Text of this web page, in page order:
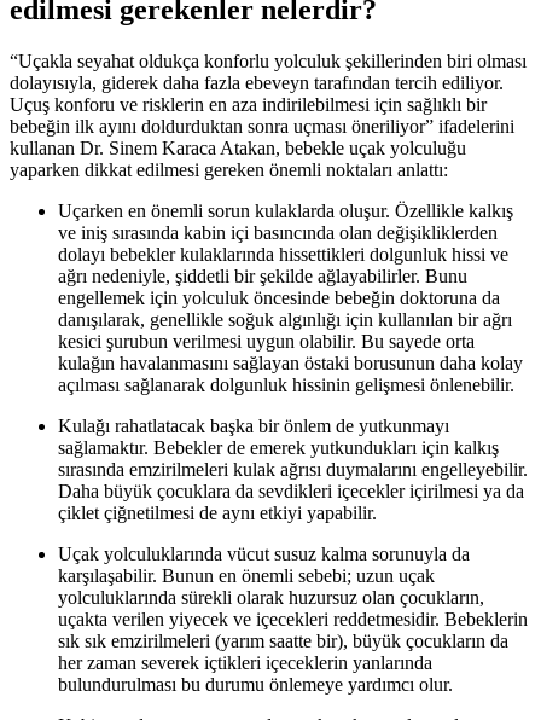
edilmesi gerekenler nelerdir?
“Uçakla seyahat oldukça konforlu yolculuk şekillerinden biri olması
dolayısıyla, giderek daha fazla ebeveyn tarafından tercih ediliyor.
Uçuş konforu ve risklerin en aza indirilebilmesi için sağlıklı bir
bebeğin ilk ayını doldurduktan sonra uçması öneriliyor” ifadelerini
kullanan Dr. Sinem Karaca Atakan, bebekle uçak yolculuğu
yaparken dikkat edilmesi gereken önemli noktaları anlattı:
Uçarken en önemli sorun kulaklarda oluşur. Özellikle kalkış
ve iniş sırasında kabin içi basıncında olan değişikliklerden
dolayı bebekler kulaklarında hissettikleri dolgunluk hissi ve
ağrı nedeniyle, şiddetli bir şekilde ağlayabilirler. Bunu
engellemek için yolculuk öncesinde bebeğin doktoruna da
danışılarak, genellikle soğuk algınlığı için kullanılan bir ağrı
kesici şurubun verilmesi uygun olabilir. Bu sayede orta
kulağın havalanmasını sağlayan östaki borusunun daha kolay
açılması sağlanarak dolgunluk hissinin gelişmesi önlenebilir.
Kulağı rahatlatacak başka bir önlem de yutkunmayı
sağlamaktır. Bebekler de emerek yutkundukları için kalkış
sırasında emzirilmeleri kulak ağrısı duymalarını engelleyebilir.
Daha büyük çocuklara da sevdikleri içecekler içirilmesi ya da
çiklet çiğnetilmesi de aynı etkiyi yapabilir.
Uçak yolculuklarında vücut susuz kalma sorunuyla da
karşılaşabilir. Bunun en önemli sebebi; uzun uçak
yolculuklarında sürekli olarak huzursuz olan çocukların,
uçakta verilen yiyecek ve içecekleri reddetmesidir. Bebeklerin
sık sık emzirilmeleri (yarım saatte bir), büyük çocukların da
her zaman severek içtikleri içeceklerin yanlarında
bulundurulması bu durumu önlemeye yardımcı olur.